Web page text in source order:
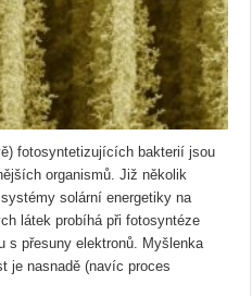
fotosyntetizujících bakterií jsou
organismů. Již několik
solární energetiky na
látek probíhá při fotosyntéze
s přesuny elektronů. Myšlenka
je nasnadě (navíc proces